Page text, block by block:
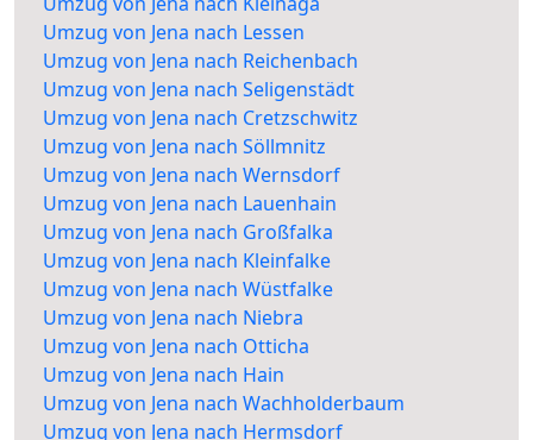
Umzug von Jena nach Lessen
Umzug von Jena nach Reichenbach
Umzug von Jena nach Seligenstädt
Umzug von Jena nach Cretzschwitz
Umzug von Jena nach Söllmnitz
Umzug von Jena nach Wernsdorf
Umzug von Jena nach Lauenhain
Umzug von Jena nach Großfalka
Umzug von Jena nach Kleinfalke
Umzug von Jena nach Wüstfalke
Umzug von Jena nach Niebra
Umzug von Jena nach Otticha
Umzug von Jena nach Hain
Umzug von Jena nach Wachholderbaum
Umzug von Jena nach Hermsdorf